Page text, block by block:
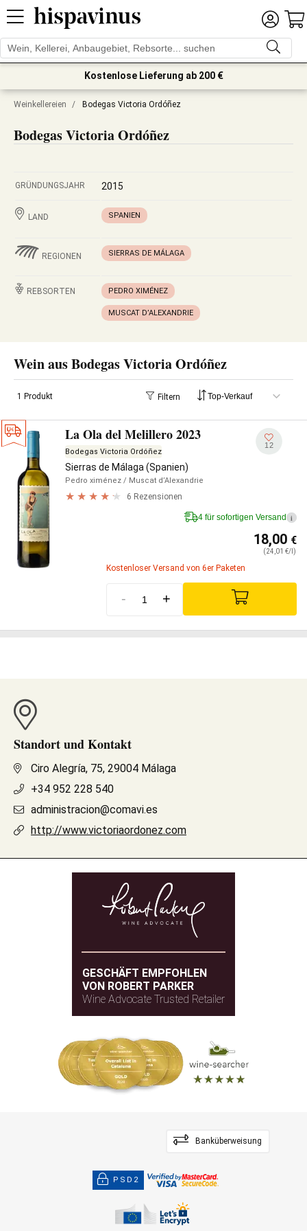
Kostenlose Lieferung ab 200 €
Weinkellereien / Bodegas Victoria Ordóñez
Bodegas Victoria Ordóñez
GRÜNDUNGSJAHR 2015
LAND SPANIEN
REGIONEN SIERRAS DE MÁLAGA
REBSORTEN PEDRO XIMÉNEZ
MUSCAT D’ALEXANDRIE
Wein aus Bodegas Victoria Ordóñez
1 Produkt Filtern
La Ola del Melillero 2023
Bodegas Victoria Ordóñez
Sierras de Málaga (Spanien)
Pedro ximénez / Muscat d’Alexandrie
6 Rezensionen
12
4 für sofortigen Versand i
18,00 €
(24,01 €/l)
Kostenloser Versand von 6er Paketen
- +
Standort und Kontakt
Ciro Alegría, 75, 29004 Málaga
+34 952 228 540
administracion@comavi.es
http://www.victoriaordonez.com
GESCHÄFT EMPFOHLEN
VON ROBERT PARKER
Wine Advocate Trusted Retailer
Banküberweisung
PSD2